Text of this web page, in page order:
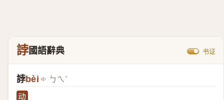
誖國語辭典 书证
誖bèi ㄅㄟˋ
动